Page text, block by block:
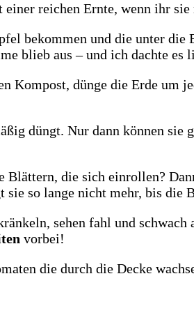
reichen Ernte, wenn ihr
bekommen und die unter
blieb aus – und ich dachte es
Kompost, dünge die Erde um
düngt. Nur dann können sie
die sich einrollen?
so lange nicht mehr, bis die
sehen fahl und schwach
vorbei!